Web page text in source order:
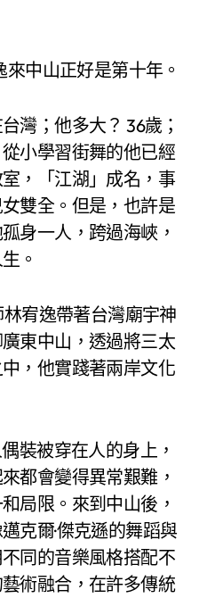
中山正好是第十年。
灣；他多大？ 36歲；
小學習街舞的他已經
，「江湖」成名，事
雙全。但是，也許是
身一人，跨過海峽，
。
宥逸帶著台灣廟宇神
東中山，透過將三太
，他實踐著兩岸文化
裝被穿在人的身上，
都會變得異常艱難，
局限。來到中山後，
克爾·傑克遜的舞蹈與
同的音樂風格搭配不
術融合，在許多傳統